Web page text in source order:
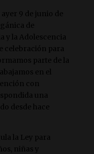
9 de junio de
de
y la Adolescencia
celebración para
parte de la
en el
con
una
desde hace
la Ley para
niñas y